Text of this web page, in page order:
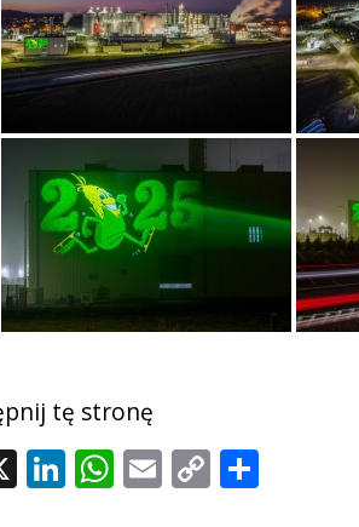
tę stronę
X LinkedIn
WhatsApp
Email
Copy